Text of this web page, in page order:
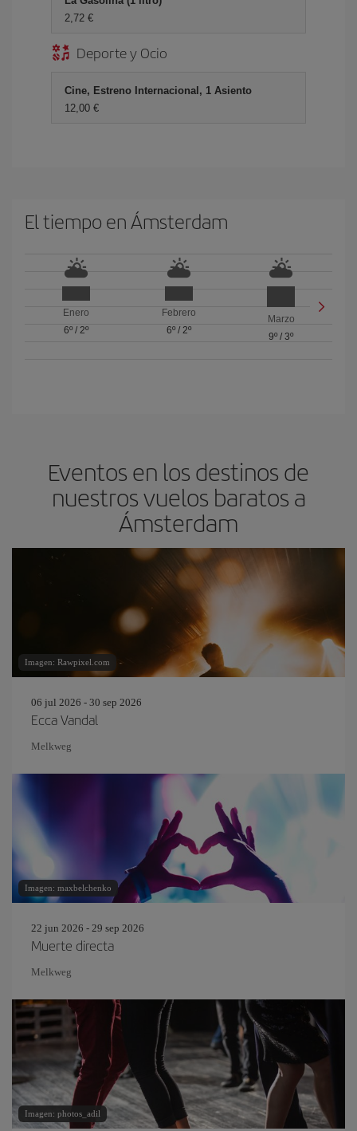
2,72 €
Deporte y Ocio
Cine, Estreno Internacional, 1 Asiento
12,00 €
El tiempo en Ámsterdam
Enero
6º/ 2º
Febrero
6º/ 2º
Marzo
9º /3º
Eventos en los destinos de
nuestros vuelos baratos a
Ámsterdam
Imagen: Rawpixel.com
06 jul 2026 - 30 sep 2026
Ecca Vandal
Melkweg
Imagen: maxbelchenko
22 jun 2026 - 29 sep 2026
Muerte directa
Melkweg
Imagen: photos_adil